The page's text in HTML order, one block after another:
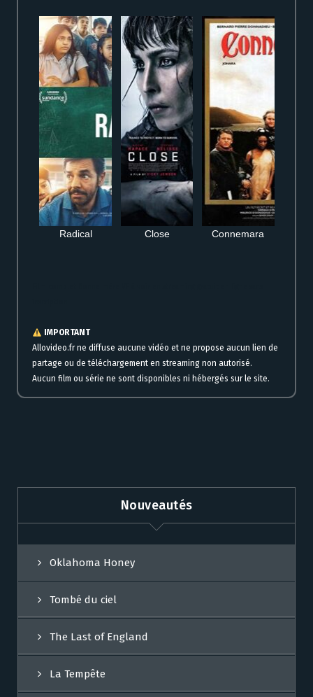
Radical Close Connemara
IMPORTANT
Allovideo.fr ne diffuse aucune vidéo et ne propose aucun lien de
partage ou de téléchargement en streaming non autorisé.
Aucun film ou série ne sont disponibles ni hébergés sur le site.
Nouveautés
Oklahoma Honey
Tombé du ciel
The Last of England
La Tempête